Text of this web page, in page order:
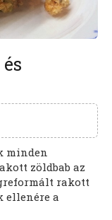
minden
zöldbab az
rakott
ellenére a